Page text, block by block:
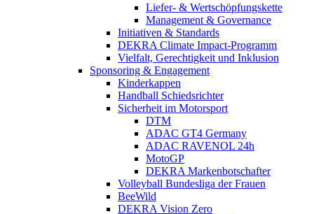
Liefer- & Wertschöpfungskette
Management & Governance
Initiativen & Standards
DEKRA Climate Impact-Programm
Vielfalt, Gerechtigkeit und Inklusion​
Sponsoring & Engagement
Kinderkappen
Handball Schiedsrichter
Sicherheit im Motorsport
DTM
ADAC GT4 Germany
ADAC RAVENOL 24h
MotoGP
DEKRA Markenbotschafter
Volleyball Bundesliga der Frauen
BeeWild
DEKRA Vision Zero